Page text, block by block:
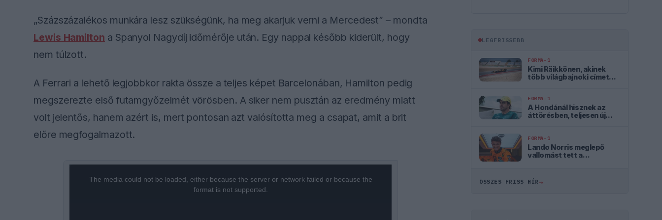
„Százszázalékos munkára lesz szükségünk, ha meg akarjuk verni a Mercedest” – mondta
Lewis Hamilton a Spanyol Nagydíj időmérője után. Egy nappal később kiderült, hogy
nem túlzott.
A Ferrari a lehető legjobbkor rakta össze a teljes képet Barcelonában, Hamilton pedig
megszerezte első futamgyőzelmét vörösben. A siker nem pusztán az eredmény miatt
volt jelentős, hanem azért is, mert pontosan azt valósította meg a csapat, amit a brit
előre megfogalmazott.
The media could not be loaded, either because the server or network failed or because the
format is not supported.
LEGFRISSEBB
FORMA-1
Kimi Räikkönen, akinek
több világbajnoki címet
FORMA-1
A Hondánál hisznek az
áttörésben, teljesen új
Aston Martinnal
FORMA-1
Lando Norris meglepő
vallomást tett a
ÖSSZES FRISS HÍR→